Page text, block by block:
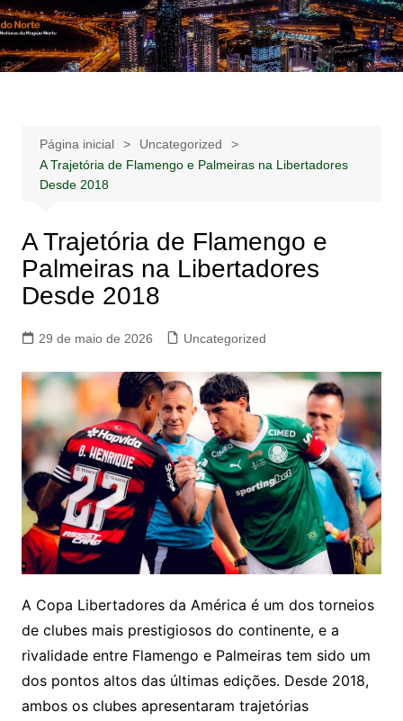
Ir
para
o
Notícias –
Publicidades –
Notícias – Publicidades – Anúncios
Página inicial
Uncategorized
A Trajetória de Flamengo e Palmeiras na Libertadores
Desde 2018
A Trajetória de Flamengo e
Palmeiras na Libertadores
Desde 2018
29 de maio de 2026 Uncategorized
A Copa Libertadores da América é um dos torneios
de clubes mais prestigiosos do continente, e a
rivalidade entre Flamengo e Palmeiras tem sido um
dos pontos altos das últimas edições. Desde 2018,
ambos os clubes apresentaram trajetórias